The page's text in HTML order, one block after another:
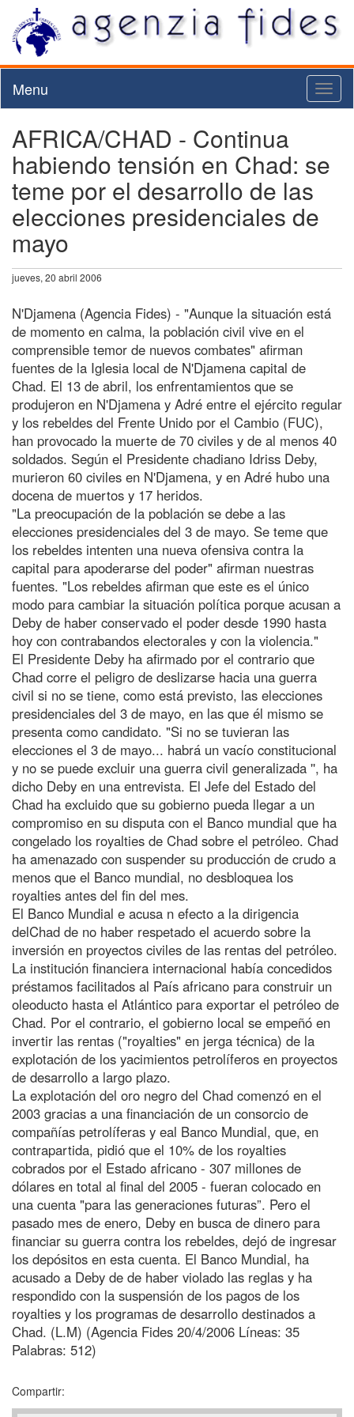
Menu
AFRICA/CHAD - Continua
habiendo tensión en Chad: se
teme por el desarrollo de las
elecciones presidenciales de
mayo
jueves, 20 abril 2006
N'Djamena (Agencia Fides) - "Aunque la situación está
de momento en calma, la población civil vive en el
comprensible temor de nuevos combates" afirman
fuentes de la Iglesia local de N'Djamena capital de
Chad. El 13 de abril, los enfrentamientos que se
produjeron en N'Djamena y Adré entre el ejército regular
y los rebeldes del Frente Unido por el Cambio (FUC),
han provocado la muerte de 70 civiles y de al menos 40
soldados. Según el Presidente chadiano Idriss Deby,
murieron 60 civiles en N'Djamena, y en Adré hubo una
docena de muertos y 17 heridos.
"La preocupación de la población se debe a las
elecciones presidenciales del 3 de mayo. Se teme que
los rebeldes intenten una nueva ofensiva contra la
capital para apoderarse del poder" afirman nuestras
fuentes. "Los rebeldes afirman que este es el único
modo para cambiar la situación política porque acusan a
Deby de haber conservado el poder desde 1990 hasta
hoy con contrabandos electorales y con la violencia."
El Presidente Deby ha afirmado por el contrario que
Chad corre el peligro de deslizarse hacia una guerra
civil si no se tiene, como está previsto, las elecciones
presidenciales del 3 de mayo, en las que él mismo se
presenta como candidato. "Si no se tuvieran las
elecciones el 3 de mayo... habrá un vacío constitucional
y no se puede excluir una guerra civil generalizada '', ha
dicho Deby en una entrevista. El Jefe del Estado del
Chad ha excluido que su gobierno pueda llegar a un
compromiso en su disputa con el Banco mundial que ha
congelado los royalties de Chad sobre el petróleo. Chad
ha amenazado con suspender su producción de crudo a
menos que el Banco mundial, no desbloquea los
royalties antes del fin del mes.
El Banco Mundial e acusa n efecto a la dirigencia
delChad de no haber respetado el acuerdo sobre la
inversión en proyectos civiles de las rentas del petróleo.
La institución financiera internacional había concedidos
préstamos facilitados al País africano para construir un
oleoducto hasta el Atlántico para exportar el petróleo de
Chad. Por el contrario, el gobierno local se empeñó en
invertir las rentas ("royalties" en jerga técnica) de la
explotación de los yacimientos petrolíferos en proyectos
de desarrollo a largo plazo.
La explotación del oro negro del Chad comenzó en el
2003 gracias a una financiación de un consorcio de
compañías petrolíferas y eal Banco Mundial, que, en
contrapartida, pidió que el 10% de los royalties
cobrados por el Estado africano - 307 millones de
dólares en total al final del 2005 - fueran colocado en
una cuenta "para las generaciones futuras”. Pero el
pasado mes de enero, Deby en busca de dinero para
financiar su guerra contra los rebeldes, dejó de ingresar
los depósitos en esta cuenta. El Banco Mundial, ha
acusado a Deby de de haber violado las reglas y ha
respondido con la suspensión de los pagos de los
royalties y los programas de desarrollo destinados a
Chad. (L.M) (Agencia Fides 20/4/2006 Líneas: 35
Palabras: 512)
Compartir: